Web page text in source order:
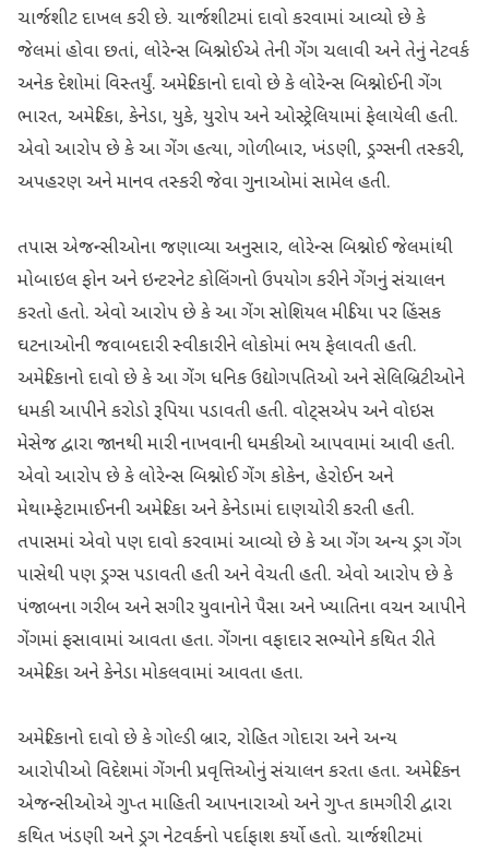
ચાર્જશીટ દાખલ કરી છે. ચાર્જશીટમાં દાવો કરવામાં આવ્યો છે કે
જેલમાં હોવા છતાં, લોરેન્સ બિશ્નોઈએ તેની ગેંગ ચલાવી અને તેનું નેટવર્ક
અનેક દેશોમાં વિસ્તર્યું. અમેરિકાનો દાવો છે કે લોરેન્સ બિશ્નોઈની ગેંગ
ભારત, અમેરિકા, કેનેડા, યુકે, યુરોપ અને ઓસ્ટ્રેલિયામાં ફેલાયેલી હતી.
એવો આરોપ છે કે આ ગેંગ હત્યા, ગોળીબાર, ખંડણી, ડ્રગ્સની તસ્કરી,
અપહરણ અને માનવ તસ્કરી જેવા ગુનાઓમાં સામેલ હતી.
તપાસ એજન્સીઓના જણાવ્યા અનુસાર, લોરેન્સ બિશ્નોઈ જેલમાંથી
મોબાઇલ ફોન અને ઇન્ટરનેટ કોલિંગનો ઉપયોગ કરીને ગેંગનું સંચાલન
કરતો હતો. એવો આરોપ છે કે આ ગેંગ સોશિયલ મીડિયા પર હિંસક
ઘટનાઓની જવાબદારી સ્વીકારીને લોકોમાં ભય ફેલાવતી હતી.
અમેરિકાનો દાવો છે કે આ ગેંગ ધનિક ઉદ્યોગપતિઓ અને સેલિબ્રિટીઓને
ધમકી આપીને કરોડો રૂપિયા પડાવતી હતી. વોટ્સએપ અને વોઇસ
મેસેજ દ્વારા જાનથી મારી નાખવાની ધમકીઓ આપવામાં આવી હતી.
એવો આરોપ છે કે લોરેન્સ બિશ્નોઈ ગેંગ કોકેન, હેરોઈન અને
મેથામ્ફેટામાઈનની અમેરિકા અને કેનેડામાં દાણચોરી કરતી હતી.
તપાસમાં એવો પણ દાવો કરવામાં આવ્યો છે કે આ ગેંગ અન્ય ડ્રગ ગેંગ
પાસેથી પણ ડ્રગ્સ પડાવતી હતી અને વેચતી હતી. એવો આરોપ છે કે
પંજાબના ગરીબ અને સગીર યુવાનોને પૈસા અને ખ્યાતિના વચન આપીને
ગેંગમાં ફસાવામાં આવતા હતા. ગેંગના વફાદાર સભ્યોને કથિત રીતે
અમેરિકા અને કેનેડા મોકલવામાં આવતા હતા.
અમેરિકાનો દાવો છે કે ગોલ્ડી બ્રાર, રોહિત ગોદારા અને અન્ય
આરોપીઓ વિદેશમાં ગેંગની પ્રવૃત્તિઓનું સંચાલન કરતા હતા. અમેરિકન
એજન્સીઓએ ગુપ્ત માહિતી આપનારાઓ અને ગુપ્ત કામગીરી દ્વારા
કથિત ખંડણી અને ડ્રગ નેટવર્કનો પર્દાફાશ કર્યો હતો. ચાર્જશીટમાં